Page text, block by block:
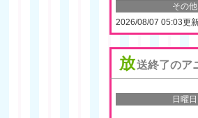
その他
2026/08/07 05:03更
放送終了のア
日曜日